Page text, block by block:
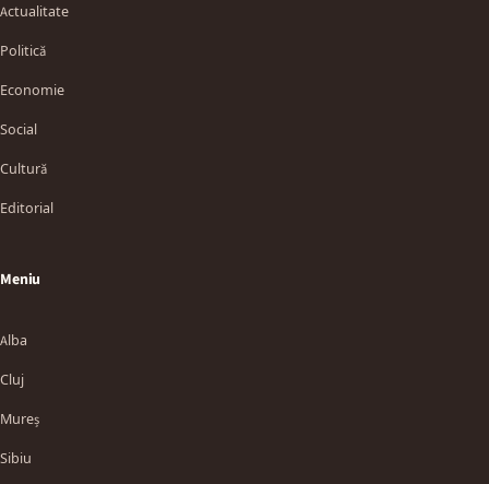
Actualitate
Politică
Economie
Social
Cultură
Editorial
Meniu
Alba
Cluj
Mureș
Sibiu